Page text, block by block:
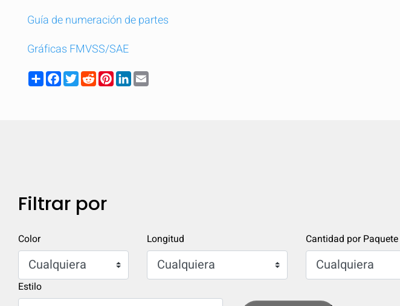
Comparar
Guía de numeración de partes
Gráficas FMVSS/SAE
ShareFacebook
TwitterRedditPinterestLinkedIn
Filtrar por
Color Longitud Cantidad por Paquete
Estilo